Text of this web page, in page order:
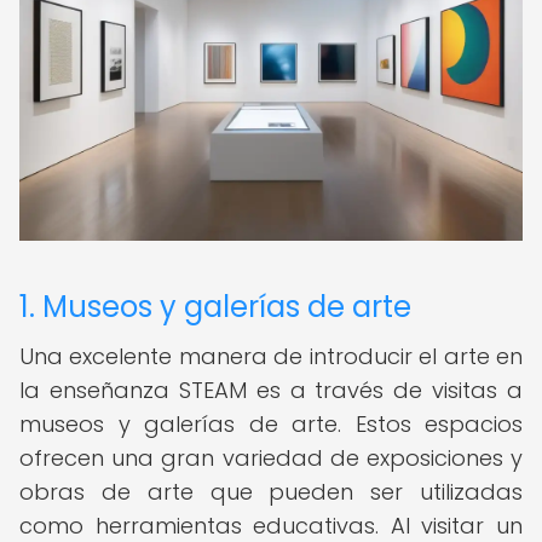
1. Museos y galerías de arte
Una excelente manera de introducir el arte en
la enseñanza STEAM es a través de visitas a
museos y galerías de arte. Estos espacios
ofrecen una gran variedad de exposiciones y
obras de arte que pueden ser utilizadas
como herramientas educativas. Al visitar un